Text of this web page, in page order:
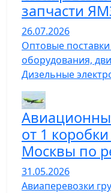
запчасти
26.07.2026
Оптовые поставки
оборудования,
Дизельные
от 1
Москвы по
31.05.2026
Авиаперевозки